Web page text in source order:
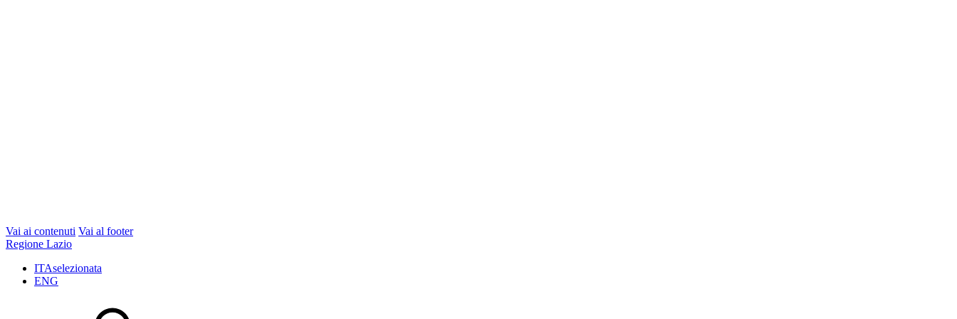
Vai ai contenuti Vai al footer
Regione Lazio
ITAselezionata
ENG